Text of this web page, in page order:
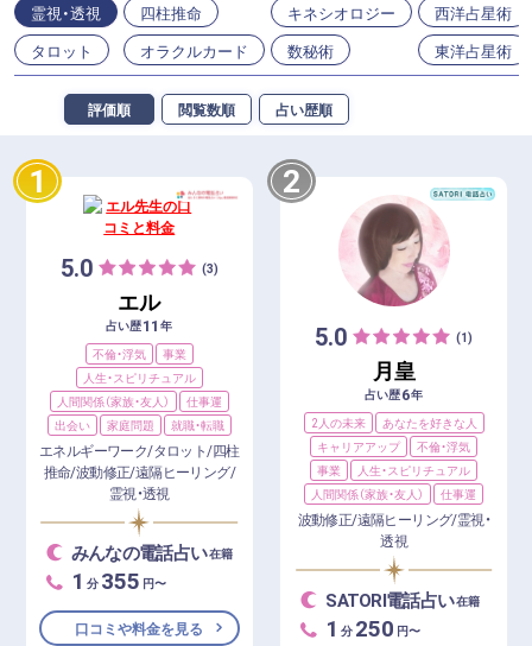
霊視・透視
タロット
四柱推命
オラクルカード
キネシオロジー
数秘術
西洋占星術
東洋占星術
評価順 閲覧数順 占い歴順
1
5.0 (3)
エル
占い歴11 年
不倫・浮気
事業
人生・スピリチュアル
人間関係（家族・友人）
仕事運
出会い
家庭問題 就職・転職
エネルギーワーク/タロット/四柱
推命/波動修正/遠隔ヒーリング/
霊視・透視
みんなの電話占い在籍
1 分 355 円〜
口コミや料金を見る
2
5.0 (1)
月皇
占い歴6年
2人の未来
あなたを好きな人
キャリアアップ
不倫・浮気
事業
人生・スピリチュアル
人間関係（家族・友人）
仕事運
波動修正/遠隔ヒーリング/霊視・
透視
SATORI電話占い在籍
1 分 250 円〜